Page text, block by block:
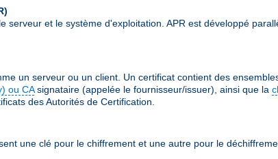
et le système d'exploitation. APR est développé
un serveur ou un client. Un certificat contient des
ou CAsignataire (appelée le fournisseur/issuer), ainsi que la
des Autorités de Certification.
une clé pour le chiffrement et une autre pour le